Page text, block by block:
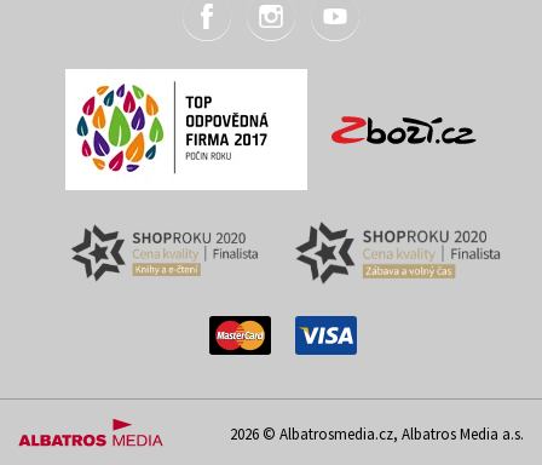
2026 © Albatrosmedia.cz, Albatros Media a.s.